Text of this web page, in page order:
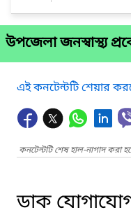
উপজেলা জনস্বাস্থ্য
এই কনটেন্টটি শেয়ার
কনটেন্টটি শেষ হাল-নাগাদ করা
ডাক